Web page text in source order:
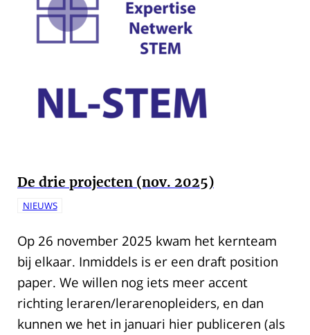
De drie projecten (nov. 2025)
NIEUWS
Op 26 november 2025 kwam het kernteam
bij elkaar. Inmiddels is er een draft position
paper. We willen nog iets meer accent
richting leraren/lerarenopleiders, en dan
kunnen we het in januari hier publiceren (als